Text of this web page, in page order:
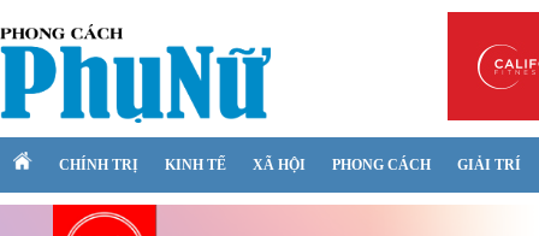
CHÍNH TRỊ KINH TẾ XÃ HỘI PHONG CÁCH GIẢI TRÍ